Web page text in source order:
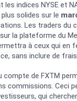
les indices NYSE et
solides sur le
Les traders du
la plateforme du
à ceux qui en
sans inclure de
compte de FXTM
commissions. Ceci
qui